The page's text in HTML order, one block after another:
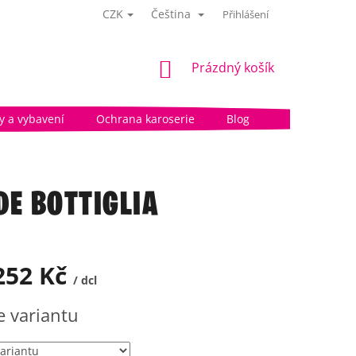
CZK Čeština Přihlášení
NÁKUPNÍ
Prázdný košík
a vybavení Ochrana karoserie Blog
BOTTIGLIA
Kč / dcl
variantu